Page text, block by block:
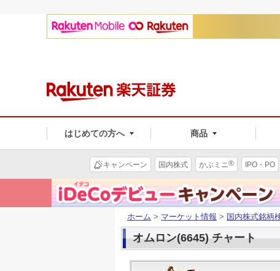
はじめての方へ 商品
キャンペーン 国内株式 かぶミニ® IPO・PO
ホーム > マーケット情報 > 国内株式銘柄
オムロン(6645) チャート